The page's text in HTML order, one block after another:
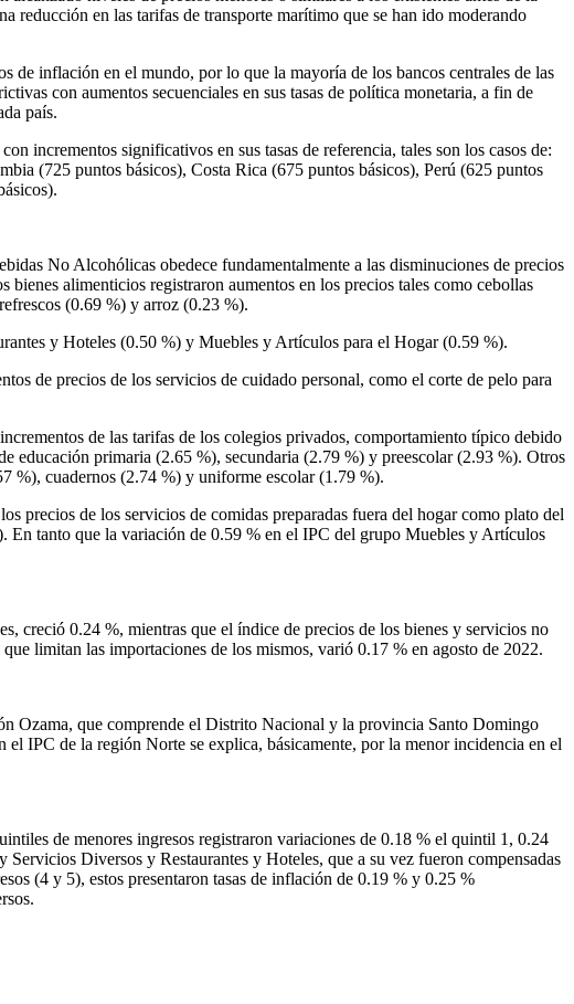
reducción en las tarifas de transporte marítimo que se han ido moderando
de inflación en el mundo, por lo que la mayoría de los bancos centrales de las
con aumentos secuenciales en sus tasas de política monetaria, a fin de
país.
incrementos significativos en sus tasas de referencia, tales son los casos de:
(725 puntos básicos), Costa Rica (675 puntos básicos), Perú (625 puntos
No Alcohólicas obedece fundamentalmente a las disminuciones de precios
alimenticios registraron aumentos en los precios tales como cebollas
(0.69 %) y arroz (0.23 %).
y Hoteles (0.50 %) y Muebles y Artículos para el Hogar (0.59 %).
de precios de los servicios de cuidado personal, como el corte de pelo para
de las tarifas de los colegios privados, comportamiento típico debido
educación primaria (2.65 %), secundaria (2.79 %) y preescolar (2.93 %). Otros
%), cuadernos (2.74 %) y uniforme escolar (1.79 %).
precios de los servicios de comidas preparadas fuera del hogar como plato del
tanto que la variación de 0.59 % en el IPC del grupo Muebles y Artículos
creció 0.24 %, mientras que el índice de precios de los bienes y servicios no
limitan las importaciones de los mismos, varió 0.17 % en agosto de 2022.
Ozama, que comprende el Distrito Nacional y la provincia Santo Domingo
IPC de la región Norte se explica, básicamente, por la menor incidencia en el
de menores ingresos registraron variaciones de 0.18 % el quintil 1, 0.24
Diversos y Restaurantes y Hoteles, que a su vez fueron compensadas
(4 y 5), estos presentaron tasas de inflación de 0.19 % y 0.25 %